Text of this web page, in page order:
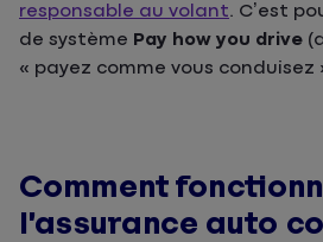
responsable au volant. C’est
de système Pay how you drive
« payez comme vous conduisez
Comment
l’assurance auto